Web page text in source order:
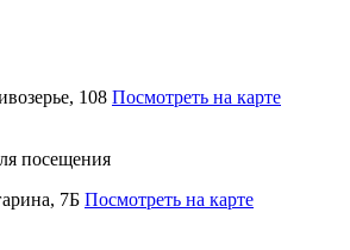
108 Посмотреть на карте
посещения
7Б Посмотреть на карте